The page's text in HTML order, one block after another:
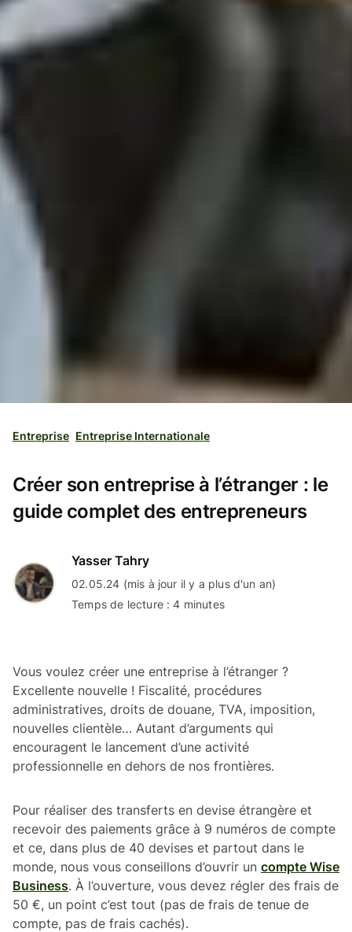
Entreprise Entreprise Internationale
Créer son entreprise à l’étranger : le
guide complet des entrepreneurs
Yasser Tahry
02.05.24 (mis à jour il y a plus d'un an)
Temps de lecture : 4 minutes
Vous voulez créer une entreprise à l’étranger ?
Excellente nouvelle ! Fiscalité, procédures
administratives, droits de douane, TVA, imposition,
nouvelles clientèle… Autant d’arguments qui
encouragent le lancement d’une activité
professionnelle en dehors de nos frontières.
Pour réaliser des transferts en devise étrangère et
recevoir des paiements grâce à 9 numéros de compte
et ce, dans plus de 40 devises et partout dans le
monde, nous vous conseillons d’ouvrir un compte Wise
Business. À l’ouverture, vous devez régler des frais de
50 €, un point c’est tout (pas de frais de tenue de
compte, pas de frais cachés).